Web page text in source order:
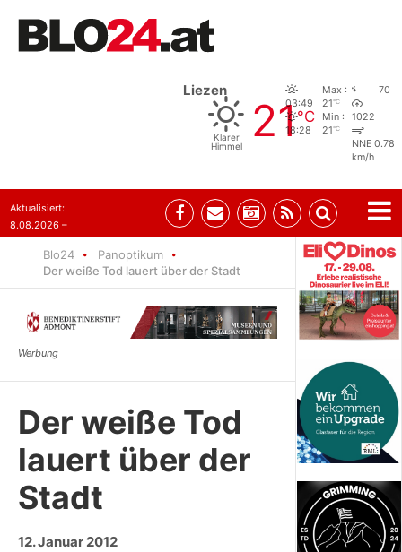
Liezen
Klarer
Himmel
21°C
03:49
18:28
Max :
21°C
Min :
21°C
70
1022
NNE 0.78
km/h
Aktualisiert:
8.08.2026 –
Blo24
Panoptikum
Der weiße Tod lauert über der Stadt
Der weiße Tod
lauert über der
Stadt
12. Januar 2012